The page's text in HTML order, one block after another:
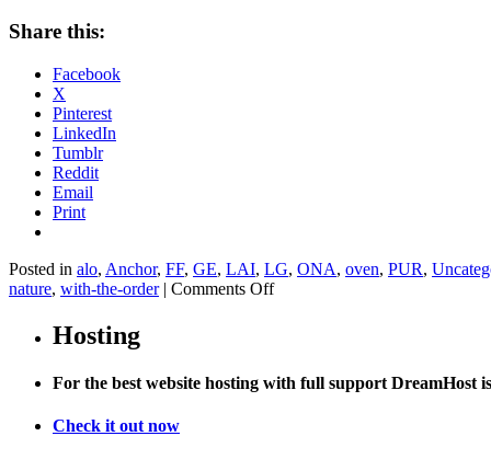
Share this:
Facebook
X
Pinterest
LinkedIn
Tumblr
Reddit
Email
Print
Posted in alo, Anchor, FF, GE, LAI, LG, ONA, oven, PUR,
nature, with-the-order | Comments Offon
Companion
Hosting
For the best website hosting with full support DreamHost
Check it out now